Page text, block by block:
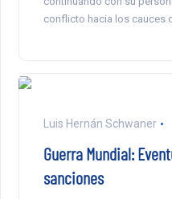
conflicto hacia los cauces
Luis Hernán Schwaner
Guerra Mundial:
sanciones